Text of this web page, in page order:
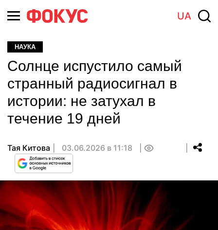
UA
НАУКА
Солнце испустило самый
странный радиосигнал в
истории: не затухал в
течение 19 дней
Тая Китова 03.06.2026 в 11:18